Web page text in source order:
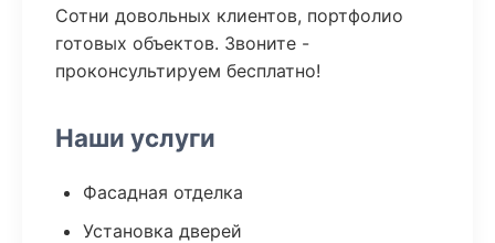
Сотни довольных клиентов, портфолио
готовых объектов. Звоните -
проконсультируем бесплатно!
Наши услуги
Фасадная отделка
Установка дверей